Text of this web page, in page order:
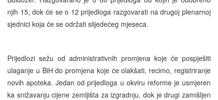
njih 15, dok će se o 12 prijedloga razgovarati na drugoj plenarnoj
sjednici koja će se održati slijedećeg mjeseca.
Prijedlozi sežu od administrativnih promjena koje će pospješiti
ulaganje u BiH do promjena koje će olakšati, recimo, registriranje
novih apoteka. Jedan od prijedloga u okviru reforme je usmjeren
ka snižavanju cijene zemljišta za izgradnju, dok je drugi zamišljen